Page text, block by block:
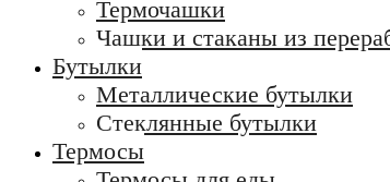
Термочашки
Чашки и стаканы из
Бутылки
Металлические бутылки
Стеклянные бутылки
Термосы